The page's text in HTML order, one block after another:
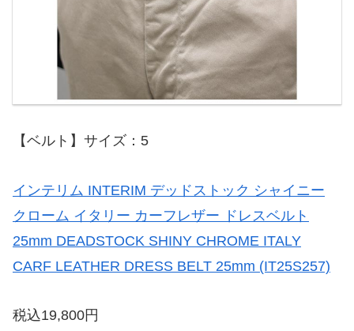
【ベルト】サイズ：5
インテリム INTERIM デッドストック シャイニー
クローム イタリー カーフレザー ドレスベルト
25mm DEADSTOCK SHINY CHROME ITALY
CARF LEATHER DRESS BELT 25mm (IT25S257)
税込19,800円